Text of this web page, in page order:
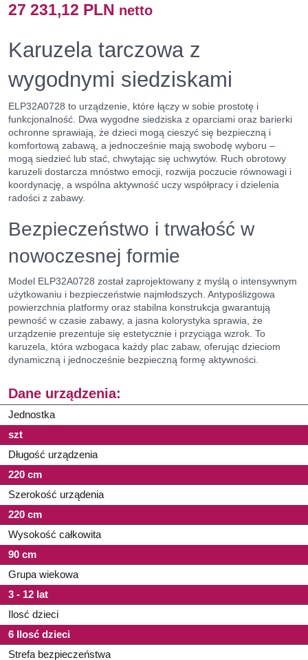
27 231,12 PLN netto
Karuzela tarczowa z
wygodnymi siedziskami
ELP32A0728 to urządzenie, które łączy w sobie prostotę i
funkcjonalność. Dwa wygodne siedziska z oparciami oraz barierki
ochronne sprawiają, że dzieci mogą cieszyć się bezpieczną i
komfortową zabawą, a jednocześnie mają swobodę wyboru –
mogą siedzieć lub stać, chwytając się uchwytów. Ruch obrotowy
karuzeli dostarcza mnóstwo emocji, rozwija poczucie równowagi i
koordynację, a wspólna aktywność uczy współpracy i dzielenia
radości z zabawy.
Bezpieczeństwo i trwałość w
nowoczesnej formie
Model ELP32A0728 został zaprojektowany z myślą o intensywnym
użytkowaniu i bezpieczeństwie najmłodszych. Antypoślizgowa
powierzchnia platformy oraz stabilna konstrukcja gwarantują
pewność w czasie zabawy, a jasna kolorystyka sprawia, że
urządzenie prezentuje się estetycznie i przyciąga wzrok. To
karuzela, która wzbogaca każdy plac zabaw, oferując dzieciom
dynamiczną i jednocześnie bezpieczną formę aktywności.
Dane urządzenia:
Jednostka
szt
Długość urządzenia
220 cm
Szerokość urządenia
220 cm
Wysokość całkowita
90 cm
Grupa wiekowa
3 - 12 lat
Ilosć dzieci
6 Ilosć dzieci
Strefa bezpieczeństwa